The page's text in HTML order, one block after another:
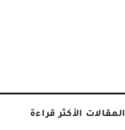
المقالات الأكثر قراءة